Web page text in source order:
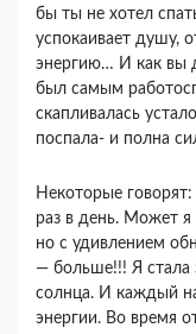
бы ты не хотел
успокаивает душу,
энергию… И как вы
был самым
скапливалась
поспала- и полна
Некоторые
раз в день. Может я
но с удивлением
— больше!!! Я стала
солнца. И каждый
энергии. Во время